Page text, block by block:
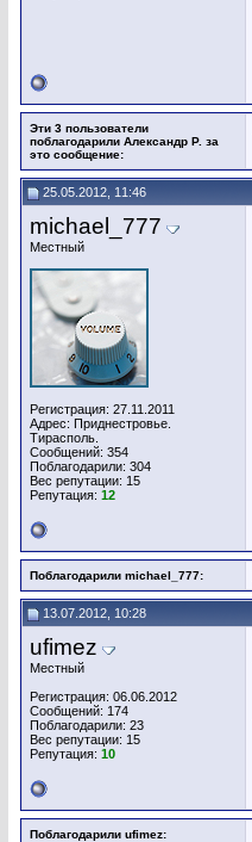
Эти 3 пользователи
поблагодарили Александр Р. за
это сообщение:
25.05.2012, 11:46
michael_777
Местный
Регистрация: 27.11.2011
Адрес: Приднестровье.
Тирасполь.
Сообщений: 354
Поблагодарили: 304
Вес репутации: 15
Репутация: 12
Поблагодарили michael_777:
13.07.2012, 10:28
ufimez
Местный
Регистрация: 06.06.2012
Сообщений: 174
Поблагодарили: 23
Вес репутации: 15
Репутация: 10
Поблагодарили ufimez: